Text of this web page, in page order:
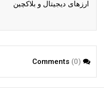
ارزهای دیجیتال و بلاکچین
(0)